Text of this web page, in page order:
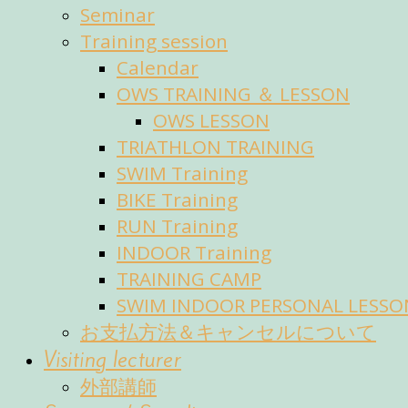
Seminar
Training session
Calendar
OWS TRAINING ＆ LESSON
OWS LESSON
TRIATHLON TRAINING
SWIM Training
BIKE Training
RUN Training
INDOOR Training
TRAINING CAMP
SWIM INDOOR PERSONAL
お支払方法＆キャンセルについて
Visiting lecturer
外部講師